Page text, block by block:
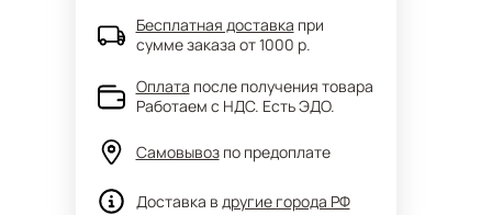
Бесплатная доставка при
сумме заказа от 1000 р.
Оплата после получения товара
Работаем с НДС. Есть ЭДО.
Самовывоз по предоплате
Доставка в другие города РФ